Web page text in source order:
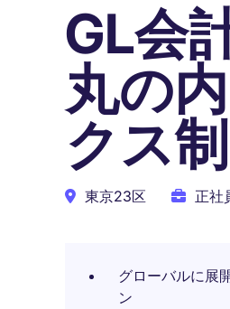
GL会
丸の
クス制
東京23区 正社
グローバルに展
ン